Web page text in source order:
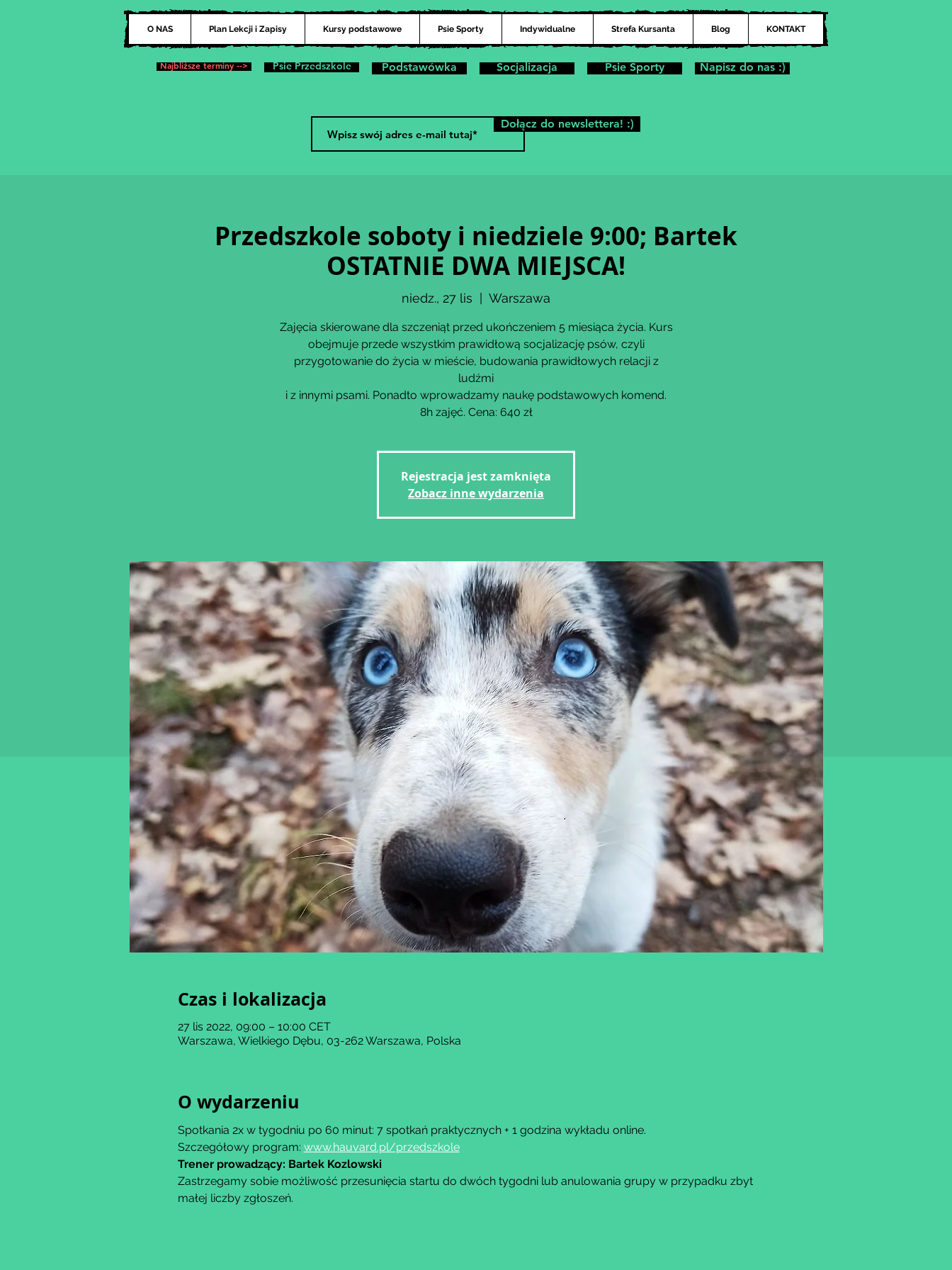
O NAS Plan Lekcji i Zapisy Kursy podstawowe Psie Sporty Indywidualne Strefa Kursanta Blog KONTAKT
Najbliższe terminy --> Psie Przedszkole Podstawówka Socjalizacja Psie Sporty Napisz do nas :)
Przedszkole soboty i niedziele 9:00; Bartek
OSTATNIE DWA MIEJSCA!
niedz., 27 lis Warszawa
Zajęcia skierowane dla szczeniąt przed ukończeniem 5 miesiąca życia. Kurs
obejmuje przede wszystkim prawidłową socjalizację psów, czyli
przygotowanie do życia w mieście, budowania prawidłowych relacji z
ludźmi
i z innymi psami. Ponadto wprowadzamy naukę podstawowych komend.
8h zajęć. Cena: 640 zł
Rejestracja jest zamknięta
Zobacz inne wydarzenia
Czas i lokalizacja
27 lis 2022, 09:00 – 10:00 CET
Warszawa, Wielkiego Dębu, 03-262 Warszawa, Polska
O wydarzeniu
Spotkania 2x w tygodniu po 60 minut: 7 spotkań praktycznych + 1 godzina wykładu online.
Szczegółowy program: www.hauvard.pl/przedszkole
Trener prowadzący: Bartek Kozlowski
Zastrzegamy sobie możliwość przesunięcia startu do dwóch tygodni lub anulowania grupy w przypadku zbyt
małej liczby zgłoszeń.
Dołącz do newslettera! :)